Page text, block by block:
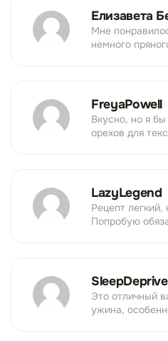
Елизавета
Мне
немного
FreyaPowell
Вкусно, но я
орехов для
LazyLegend
Рецепт
Попробую
Это отличный
ужина,